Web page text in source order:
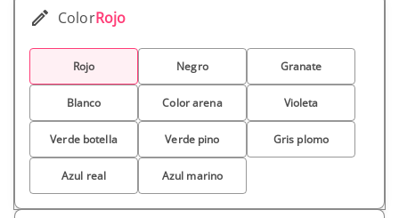
ColorRojo
Rojo Negro Granate
Blanco Color arena Violeta
Verde botella Verde pino Gris plomo
Azul real Azul marino